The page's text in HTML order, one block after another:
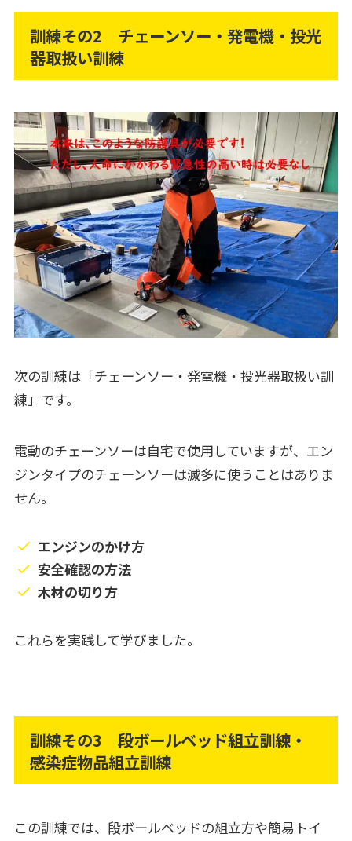
訓練その2 チェーンソー・発電機・投光
器取扱い訓練
次の訓練は「チェーンソー・発電機・投光器取扱い訓
練」です。
電動のチェーンソーは自宅で使用していますが、エン
ジンタイプのチェーンソーは滅多に使うことはありま
せん。
エンジンのかけ方
安全確認の方法
木材の切り方
これらを実践して学びました。
訓練その3 段ボールベッド組立訓練・
感染症物品組立訓練
この訓練では、段ボールベッドの組立方や簡易トイ